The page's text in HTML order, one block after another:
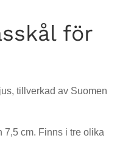
för
tillverkad av Suomen
7,5 cm. Finns i tre olika